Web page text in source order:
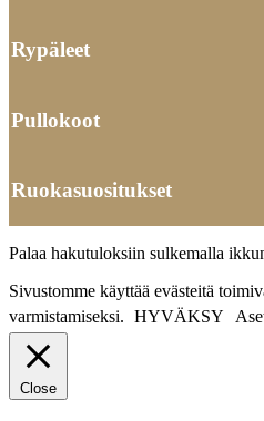
Rypäleet
Pullokoot
Ruokasuositukset
Palaa hakutuloksiin sulkemalla
Sivustomme käyttää evästeitä
varmistamiseksi. HYVÄKSY
Close